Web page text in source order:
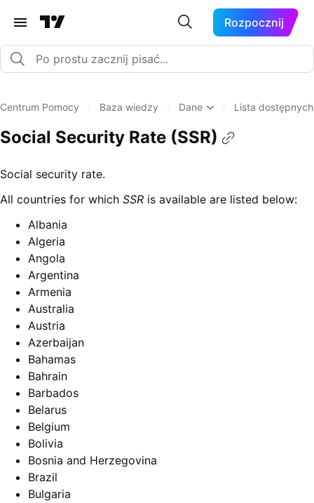
Rozpocznij
Centrum Pomocy Baza wiedzy Dane Lista
Social Security Rate (SSR)
Social security rate.
All countries for which SSR is available are listed below:
Albania
Algeria
Angola
Argentina
Armenia
Australia
Austria
Azerbaijan
Bahamas
Bahrain
Barbados
Belarus
Belgium
Bolivia
Bosnia and Herzegovina
Brazil
Bulgaria